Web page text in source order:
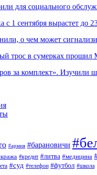
для социального
с 1 сентября вырастет до
о чем может
трос в сумерках прошил
за комплект».
#армия #барановичи
#кредит #литва #медицина
#суд #телефон #футбол #школа